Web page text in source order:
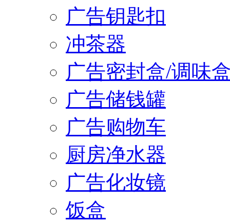
广告钥匙扣
冲茶器
广告密封盒/调味
广告储钱罐
广告购物车
厨房净水器
广告化妆镜
饭盒